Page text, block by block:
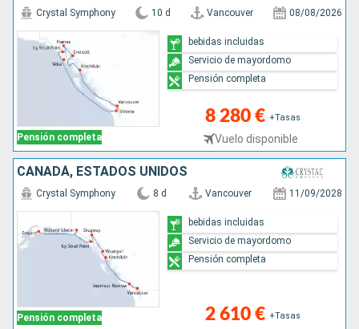
Pensión completa
Crystal Symphony 10 d Vancouver 08/08/2026
8 280 € +Tasas
Vuelo disponible
bebidas incluidas
Servicio de mayordomo
Pensión completa
CANADÁ, ESTADOS UNIDOS
Pensión completa
Crystal Symphony 8 d Vancouver 11/09/2028
2 610 € +Tasas
bebidas incluidas
Servicio de mayordomo
Pensión completa